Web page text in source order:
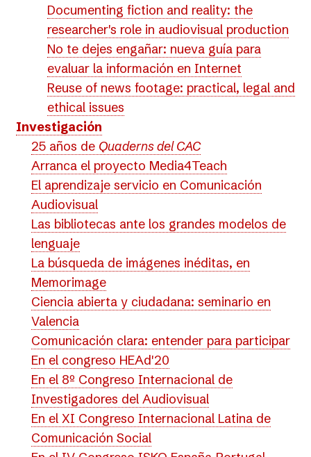
Documenting fiction and reality: the
researcher's role in audiovisual production
No te dejes engañar: nueva guía para
evaluar la información en Internet
Reuse of news footage: practical, legal and
ethical issues
Investigación
25 años de Quaderns del CAC
Arranca el proyecto Media4Teach
El aprendizaje servicio en Comunicación
Audiovisual
Las bibliotecas ante los grandes modelos de
lenguaje
La búsqueda de imágenes inéditas, en
Memorimage
Ciencia abierta y ciudadana: seminario en
Valencia
Comunicación clara: entender para participar
En el congreso HEAd'20
En el 8º Congreso Internacional de
Investigadores del Audiovisual
En el XI Congreso Internacional Latina de
Comunicación Social